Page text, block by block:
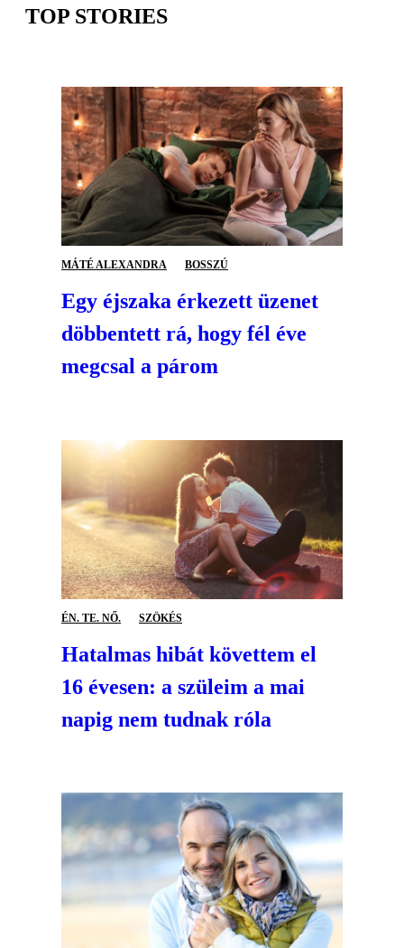
TOP STORIES
MÁTÉ ALEXANDRA BOSSZÚ
Egy éjszaka érkezett üzenet
döbbentett rá, hogy fél éve
megcsal a párom
ÉN. TE. NŐ. SZÖKÉS
Hatalmas hibát követtem el
16 évesen: a szüleim a mai
napig nem tudnak róla